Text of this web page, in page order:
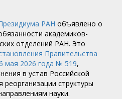
РАН объявлено о
академиков-
отделений РАН. Это
Правительства
мая 2026 года № 519,
в устав Российской
структуры
науки.